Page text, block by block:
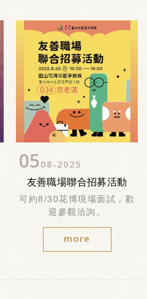
0508 2025
友善職場聯合招募活動
可約8/30花博現場面試，歡
迎參觀洽詢。
more